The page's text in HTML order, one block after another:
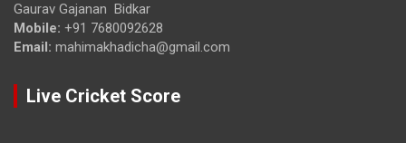
Gaurav Gajanan Bidkar
Mobile: +91 7680092628
Email: mahimakhadicha@gmail.com
Live Cricket Score